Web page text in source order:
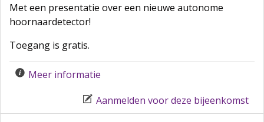
Met een presentatie over een nieuwe autonome
hoornaardetector!
Toegang is gratis.
Meer informatie
Aanmelden voor deze bijeenkomst